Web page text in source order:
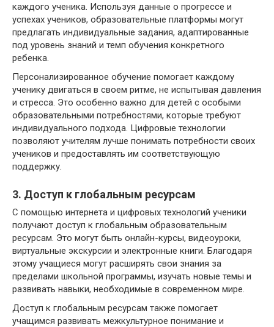
каждого ученика. Используя данные о прогрессе и
успехах учеников, образовательные платформы могут
предлагать индивидуальные задания, адаптированные
под уровень знаний и темп обучения конкретного
ребенка.
Персонализированное обучение помогает каждому
ученику двигаться в своем ритме, не испытывая давления
и стресса. Это особенно важно для детей с особыми
образовательными потребностями, которые требуют
индивидуального подхода. Цифровые технологии
позволяют учителям лучше понимать потребности своих
учеников и предоставлять им соответствующую
поддержку.
3. Доступ к глобальным ресурсам
С помощью интернета и цифровых технологий ученики
получают доступ к глобальным образовательным
ресурсам. Это могут быть онлайн-курсы, видеоуроки,
виртуальные экскурсии и электронные книги. Благодаря
этому учащиеся могут расширять свои знания за
пределами школьной программы, изучать новые темы и
развивать навыки, необходимые в современном мире.
Доступ к глобальным ресурсам также помогает
учащимся развивать межкультурное понимание и